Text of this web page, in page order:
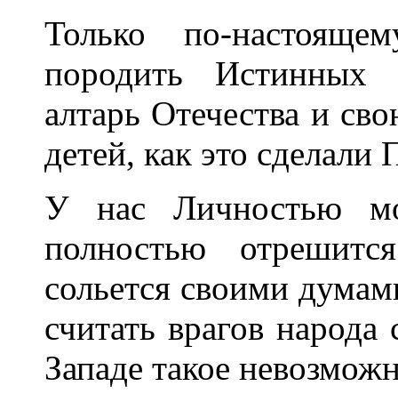
Только по-
породить
алтарь Отечества и
детей, как это
У нас Личностью
полностью
сольется своими
считать врагов
Западе такое